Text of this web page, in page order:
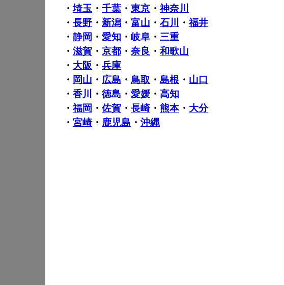
・埼玉 ・ 千葉 ・ 東京 ・神奈川
・ 長野 ・ 新潟 ・ 富山 ・ 石川 ・福井
・ 静岡 ・ 愛知 ・ 岐阜 ・ 三重
・ 滋賀 ・ 京都 ・ 奈良 ・ 和歌山
・ 大阪 ・ 兵庫
・ 岡山 ・ 広島 ・ 鳥取 ・ 島根 ・ 山口
・ 香川 ・ 徳島 ・ 愛媛 ・ 高知
・福岡 ・ 佐賀 ・ 長崎・ 熊本・ 大分
・ 宮崎・ 鹿児島 ・ 沖縄